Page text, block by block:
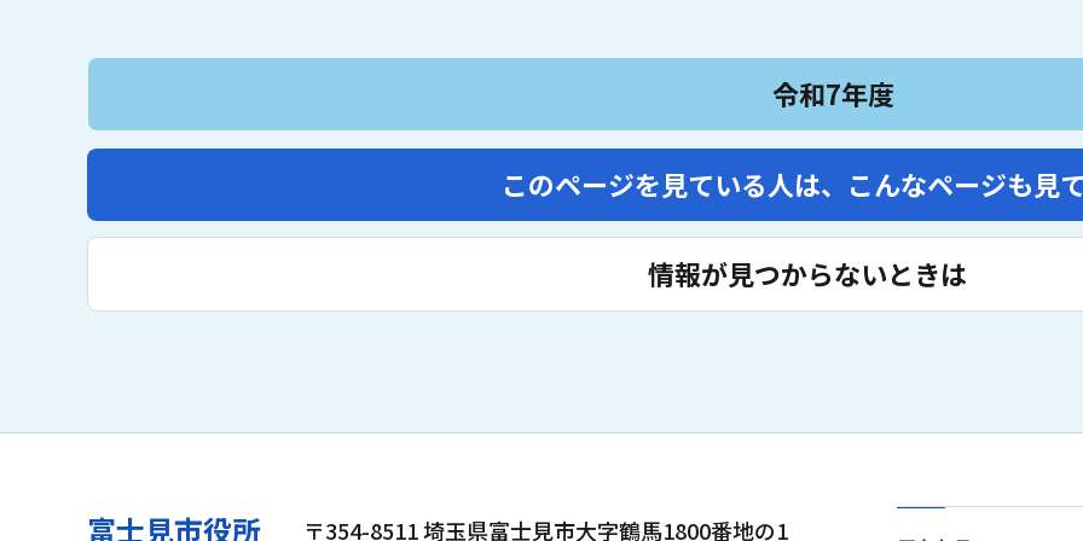
令和7年度
このページを見ている人は、 こんなページも見
情報が見つからないときは
富士見市役所 〒354-8511 埼玉県富士見市大字鶴馬1800番地の1